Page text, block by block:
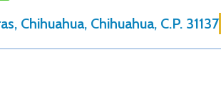
Chihuahua, Chihuahua, C.P. 31137